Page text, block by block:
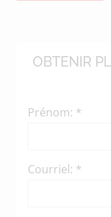
OBTENIR
Prénom: *
Courriel: *
données